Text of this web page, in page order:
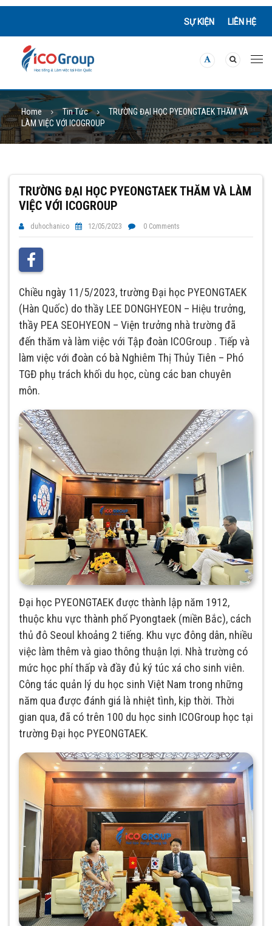
SỰ KIỆN LIÊN HỆ
Home Tin Tức
TRƯỜNG ĐẠI HỌC PYEONGTAEK THĂM VÀ
LÀM VIỆC VỚI ICOGROUP
TRƯỜNG ĐẠI HỌC PYEONGTAEK THĂM VÀ LÀM
VIỆC VỚI ICOGROUP
duhochanico 12/05/2023 0 Comments
Chiều ngày 11/5/2023, trường Đại học PYEONGTAEK
(Hàn Quốc) do thầy LEE DONGHYEON – Hiệu trưởng,
thầy PEA SEOHYEON – Viện trưởng nhà trường đã
đến thăm và làm việc với Tập đoàn ICOGroup . Tiếp và
làm việc với đoàn có bà Nghiêm Thị Thủy Tiên – Phó
TGĐ phụ trách khối du học, cùng các ban chuyên
môn.
Đại học PYEONGTAEK được thành lập năm 1912,
thuộc khu vực thành phố Pyongtaek (miền Bắc), cách
thủ đô Seoul khoảng 2 tiếng. Khu vực đông dân, nhiều
việc làm thêm và giao thông thuận lợi. Nhà trường có
mức học phí thấp và đầy đủ ký túc xá cho sinh viên.
Công tác quản lý du học sinh Việt Nam trong những
năm qua được đánh giá là nhiệt tình, kịp thời. Thời
gian qua, đã có trên 100 du học sinh ICOGroup học tại
trường Đại học PYEONGTAEK.